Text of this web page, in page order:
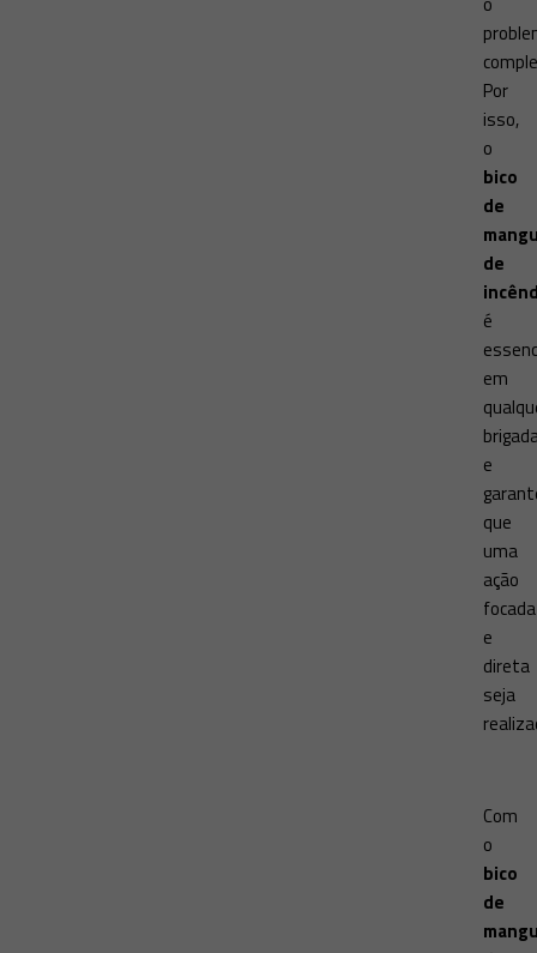
Por
isso,
o
bico
de
de
é
em
e
que
uma
ação
focada
e
direta
seja
Com
o
bico
de